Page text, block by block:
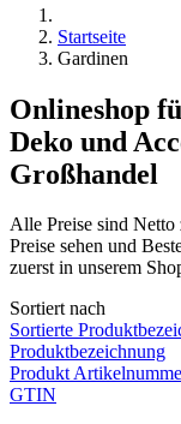
Startseite
Gardinen
Onlineshop
Deko und
Großhandel
Alle Preise sind
Preise sehen und
zuerst in unserem
Sortiert nach
Sortierte
Produktbezeichnung
Produkt
GTIN